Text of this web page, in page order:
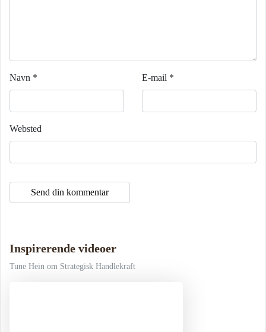
Navn * E-mail *
Websted
Inspirerende videoer
Tune Hein om Strategisk Handlekraft